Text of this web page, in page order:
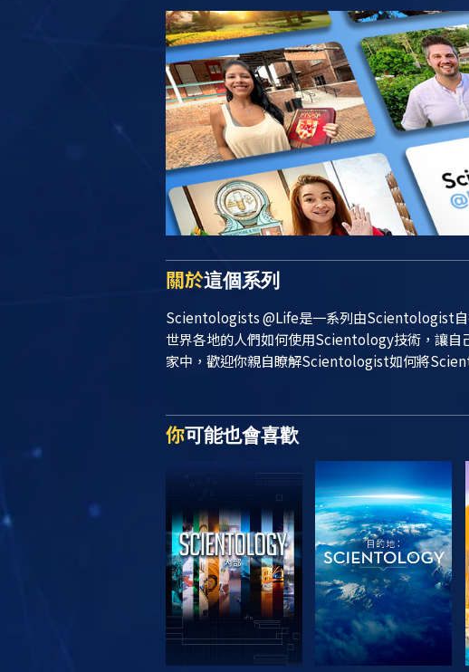
關於這個系列
Scientologists @Life是一系列由Scientologist自
世界各地的人們如何使用Scientology技術，讓自
家中，歡迎你親自瞭解Scientologist如何將
你可能也會喜歡